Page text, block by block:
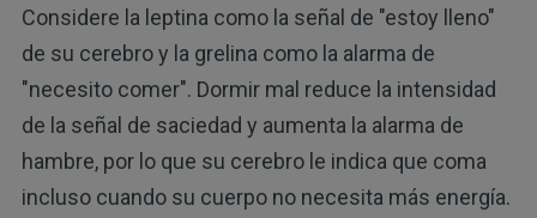
Considere la leptina como la señal de "estoy lleno"
de su cerebro y la grelina como la alarma de
"necesito comer". Dormir mal reduce la intensidad
de la señal de saciedad y aumenta la alarma de
hambre, por lo que su cerebro le indica que coma
incluso cuando su cuerpo no necesita más energía.